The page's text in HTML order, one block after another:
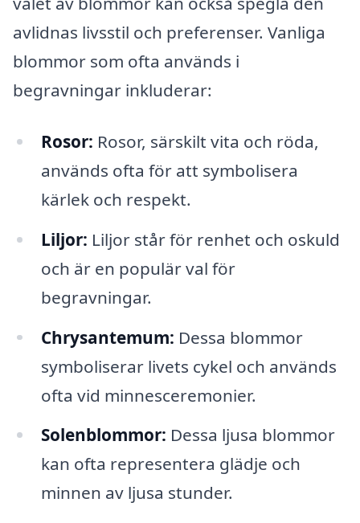
avlidnas livsstil och preferenser. Vanliga
blommor som ofta används i
begravningar inkluderar:
Rosor: Rosor, särskilt vita och röda,
används ofta för att symbolisera
kärlek och respekt.
Liljor: Liljor står för renhet och oskuld
och är en populär val för
begravningar.
Chrysantemum: Dessa blommor
symboliserar livets cykel och används
ofta vid minnesceremonier.
Solenblommor: Dessa ljusa blommor
kan ofta representera glädje och
minnen av ljusa stunder.